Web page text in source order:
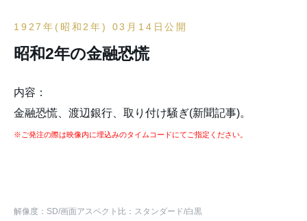
1927年(昭和2年) 03月14日公開
昭和2年の金融恐慌
内容：
金融恐慌、渡辺銀行、取り付け騒ぎ(新聞記事)。
※ご発注の際は映像内に埋込みのタイムコードにてご指定ください。
解像度：SD/画面アスペクト比：スタンダード/白黒